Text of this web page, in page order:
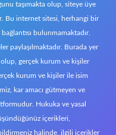
taşımakta olup, siteye üye
Bu internet sitesi, herhangi bir
bulunmamaktadır.
paylaşılmaktadır. Burada yer
gerçek kurum ve kişiler
kurum ve kişiler ile isim
kar amacı gütmeyen ve
Hukuka ve yasal
içerikleri,
halinde, ilgili içerikler